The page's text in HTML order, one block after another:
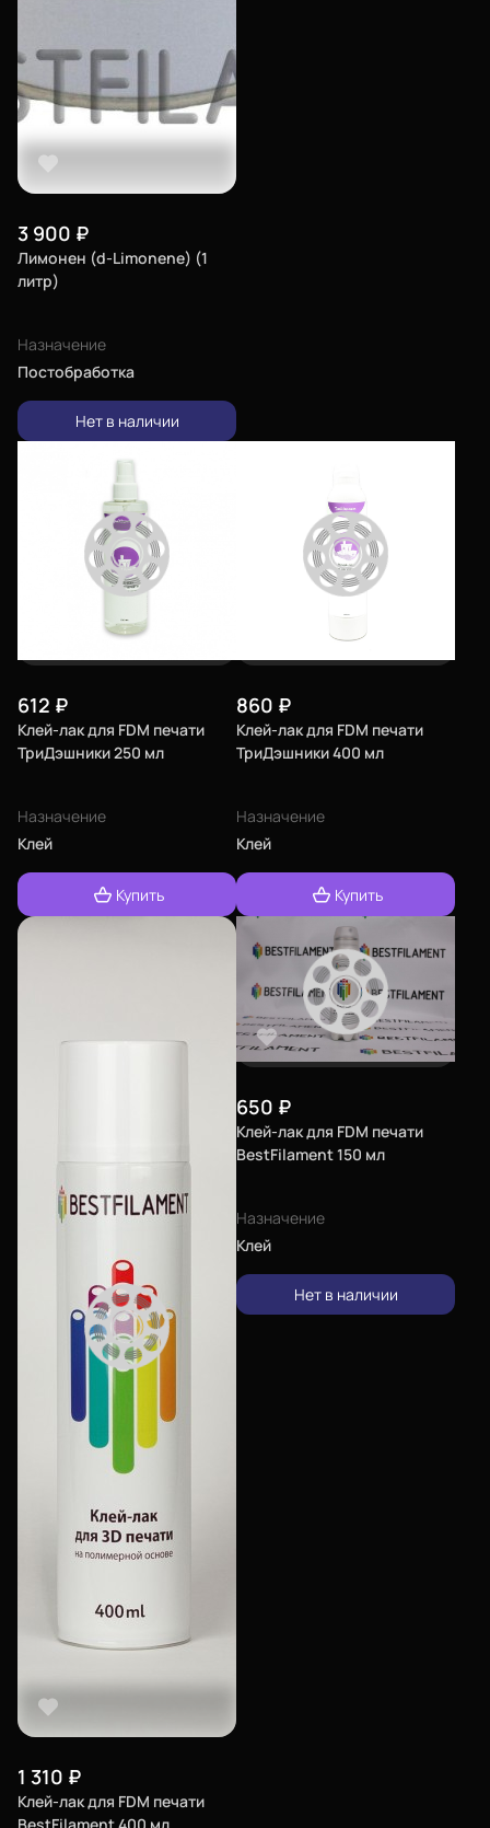
3 900 ₽
Лимонен (d-Limonene) (1
литр)
Назначение
Постобработка
Нет в наличии
612 ₽
Клей-лак для FDM печати
ТриДэшники 250 мл
Назначение
Клей
Купить
860 ₽
Клей-лак для FDM печати
ТриДэшники 400 мл
Назначение
Клей
Купить
1 310 ₽
Клей-лак для FDM печати
650 ₽
Клей-лак для FDM печати
BestFilament 150 мл
Назначение
Клей
Нет в наличии